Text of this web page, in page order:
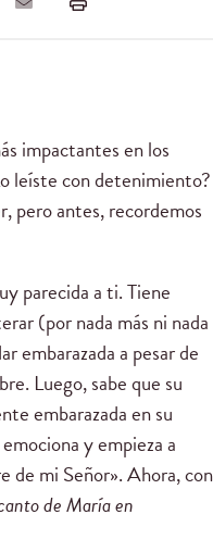
impactantes en los
leíste con detenimiento?
pero antes, recordemos
parecida a ti. Tiene
(por nada más ni nada
embarazada a pesar de
Luego, sabe que su
embarazada en su
y empieza a
de mi Señor». Ahora, con
de María en